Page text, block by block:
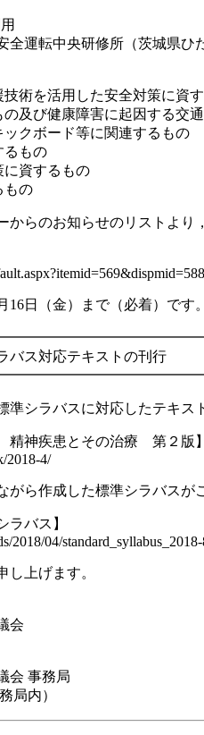
運転中央研修所（茨城県ひ
術を活用した安全対策に資
及び健康障害に起因する交
クボード等に関連するもの
もの
資するもの
もの
からのお知らせのリストよ
日（金）まで（必着）です。
バス対応テキストの刊行
準シラバスに対応したテキ
精神疾患とその治療 第２版】
2018-4/
がら作成した標準シラバスが
ラバス】
2018/04/
し上げます。
会
会 事務局
局内）